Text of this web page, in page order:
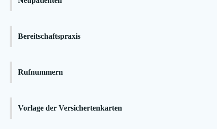
Bereitschaftspraxis
Rufnummern
Vorlage der Versichertenkarten